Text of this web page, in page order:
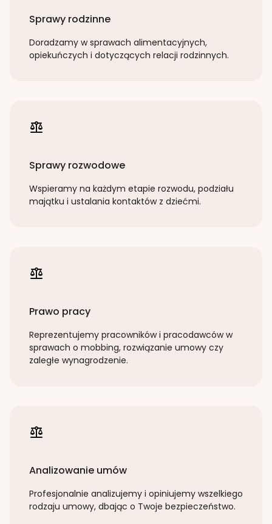
Sprawy rodzinne
Doradzamy w sprawach alimentacyjnych,
opiekuńczych i dotyczących relacji rodzinnych.
Sprawy rozwodowe
Wspieramy na każdym etapie rozwodu, podziału
majątku i ustalania kontaktów z dziećmi.
Prawo pracy
Reprezentujemy pracowników i pracodawców w
sprawach o mobbing, rozwiązanie umowy czy
zaległe wynagrodzenie.
Analizowanie umów
Profesjonalnie analizujemy i opiniujemy wszelkiego
rodzaju umowy, dbając o Twoje bezpieczeństwo.